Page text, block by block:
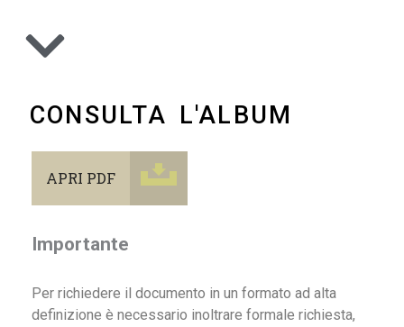
CONSULTA L'ALBUM
APRI PDF
Importante
Per richiedere il documento in un formato ad alta
definizione è necessario inoltrare formale richiesta,